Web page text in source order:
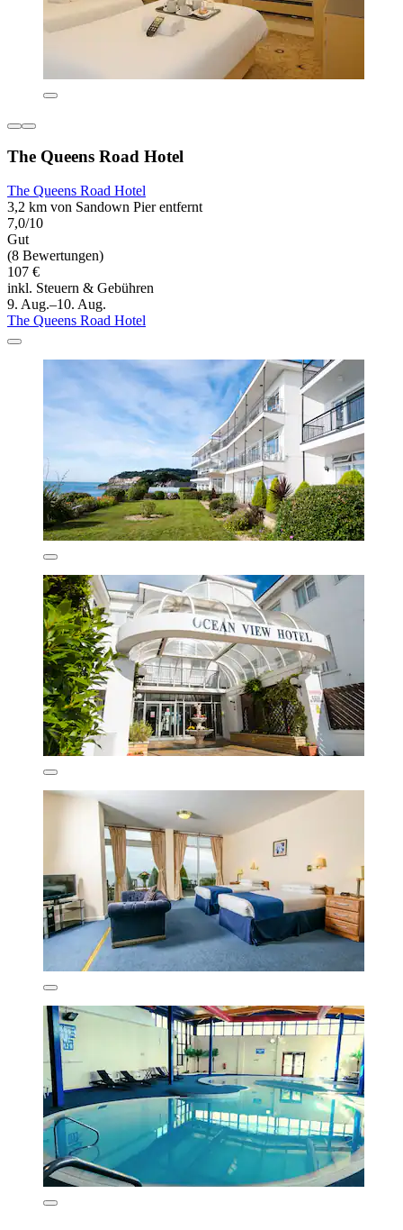
The Queens Road Hotel
The Queens Road Hotel
3,2 km von Sandown Pier entfernt
7,0/10
Gut
(8 Bewertungen)
107 €
inkl. Steuern & Gebühren
9. Aug.–10. Aug.
The Queens Road Hotel